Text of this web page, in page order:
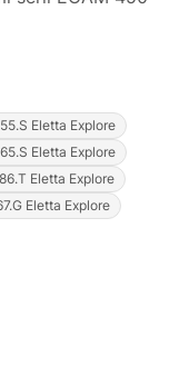
Eletta Explore
Eletta Explore
Eletta Explore
Eletta Explore